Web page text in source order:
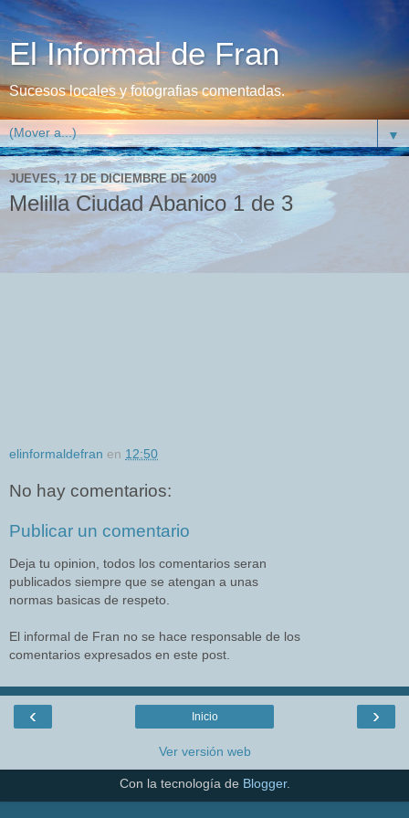
El Informal de Fran
Sucesos locales y fotografias comentadas.
▼
JUEVES, 17 DE DICIEMBRE DE 2009
Melilla Ciudad Abanico 1 de 3
elinformaldefran en 12:50
No hay comentarios:
Publicar un comentario
Deja tu opinion, todos los comentarios seran
publicados siempre que se atengan a unas
normas basicas de respeto.
El informal de Fran no se hace responsable de los
comentarios expresados en este post.
‹ ›
Inicio
Ver versión web
Con la tecnología de Blogger.